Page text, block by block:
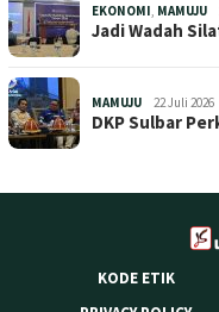
EKONOMI MAMUJU
Jadi Wadah
MAMUJU 22 Juli 2026
DKP Sulbar
KODE ETIK